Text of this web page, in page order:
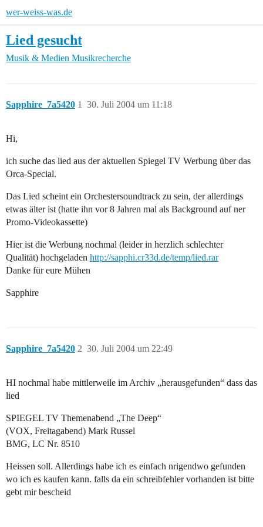
wer-weiss-was.de
Lied gesucht
Musik & Medien Musikrecherche
Sapphire_7a5420 30. Juli 2004 um 11:18
1
Hi,
ich suche das lied aus der aktuellen Spiegel TV Werbung über das
Orca-Special.
Das Lied scheint ein Orchestersoundtrack zu sein, der allerdings
etwas älter ist (hatte ihn vor 8 Jahren mal als Background auf ner
Promo-Videokassette)
Hier ist die Werbung nochmal (leider in herzlich schlechter
Qualität) hochgeladen http://sapphi.cr33d.de/temp/lied.rar
Danke für eure Mühen
Sapphire
Sapphire_7a5420 30. Juli 2004 um 22:49
2
HI nochmal habe mittlerweile im Archiv „herausgefunden“ dass das
lied
SPIEGEL TV Themenabend „The Deep“
(VOX, Freitagabend) Mark Russel
BMG, LC Nr. 8510
Heissen soll. Allerdings habe ich es einfach nrigendwo gefunden
wo ich es kaufen kann. falls da ein schreibfehler vorhanden ist bitte
gebt mir bescheid